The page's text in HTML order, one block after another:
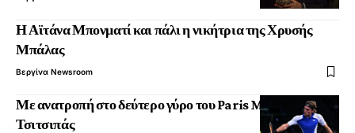
Η Αϊτάνα Μπονματί και πάλι η νικήτρια της Χρυσής
Μπάλας
Βεργίνα Newsroom
Με ανατροπή στο δεύτερο γύρο του Paris Masters ο
Τσιτσιπάς